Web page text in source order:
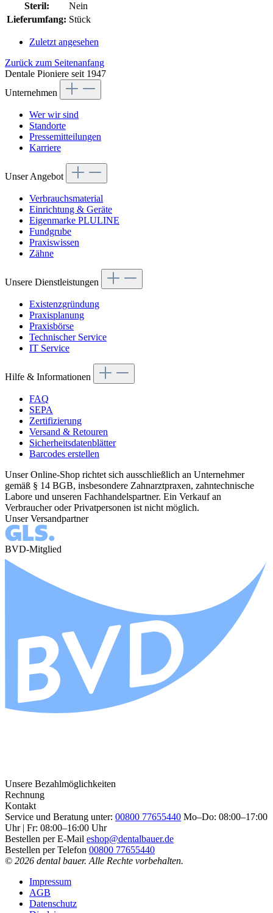
Steril:
Nein
Lieferumfang: Stück
Zuletzt angesehen
Zurück zum Seitenanfang
Dentale Pioniere seit 1947
Unternehmen
Wer wir sind
Standorte
Pressemitteilungen
Karriere
Unser Angebot
Verbrauchsmaterial
Einrichtung & Geräte
Eigenmarke PLULINE
Fundgrube
Praxiswissen
Zähne
Unsere Dienstleistungen
Existenzgründung
Praxisplanung
Praxisbörse
Technischer Service
IT Service
Hilfe & Informationen
FAQ
SEPA
Zertifizierung
Versand & Retouren
Sicherheitsdatenblätter
Barcodes erstellen
Unser Online-Shop richtet sich ausschließlich an Unternehmer
gemäß § 14 BGB, insbesondere Zahnarztpraxen, zahntechnische
Labore und unseren Fachhandelspartner. Ein Verkauf an
Verbraucher oder Privatpersonen ist nicht möglich.
Unser Versandpartner
BVD-Mitglied
Unsere Bezahlmöglichkeiten
Rechnung
Kontakt
Service und Beratung unter: 00800 77655440 Mo–Do: 08:00–17:00
Uhr | Fr: 08:00–16:00 Uhr
Bestellen per E-Mail eshop@dentalbauer.de
Bestellen per Telefon 00800 77655440
© 2026 dental bauer. Alle Rechte vorbehalten.
Impressum
AGB
Datenschutz